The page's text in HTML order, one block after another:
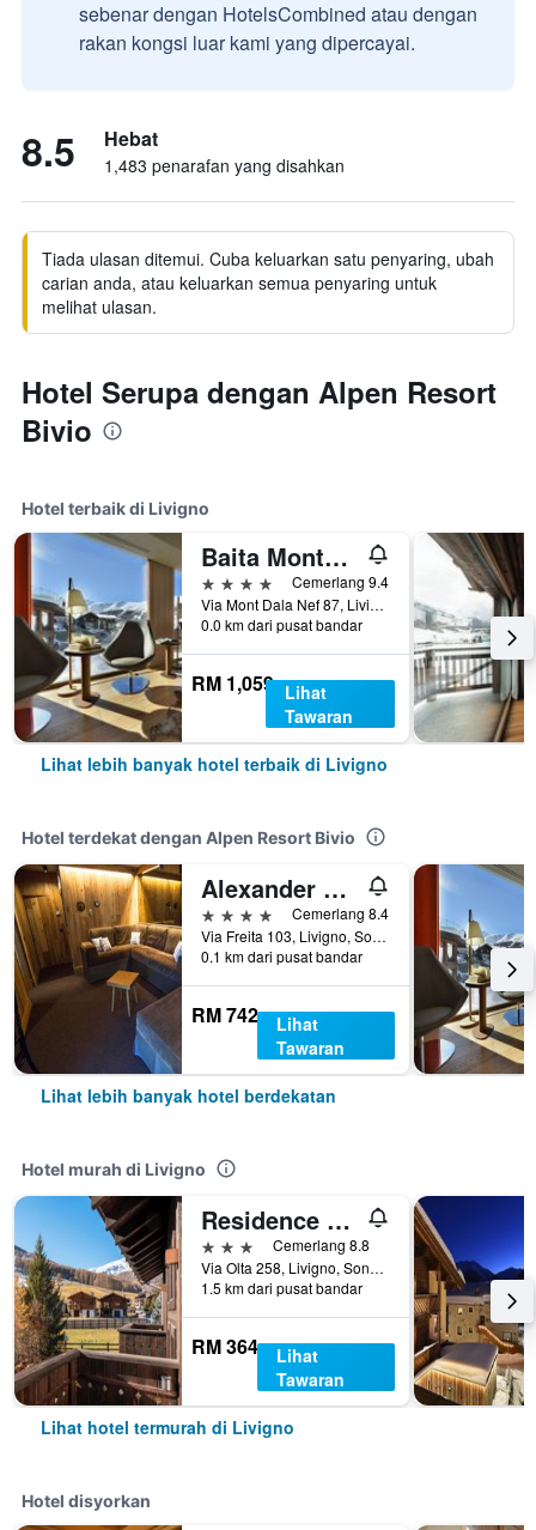
sebenar dengan HotelsCombined atau dengan
rakan kongsi luar kami yang dipercayai.
8.5 Hebat
1,483 penarafan yang disahkan
Tiada ulasan ditemui. Cuba keluarkan satu penyaring, ubah
carian anda, atau keluarkan semua penyaring untuk
melihat ulasan.
Hotel Serupa dengan Alpen Resort
Bivio
Hotel terbaik di Livigno
Baita Montana
4 bintang
Cemerlang 9.4
Via Mont Dala Nef 87, Livigno, Sondrio, Itali
0.0 km dari pusat bandar
RM 1,059 Lihat
Tawaran
Lihat lebih banyak hotel terbaik di Livigno
Hotel terdekat dengan Alpen Resort Bivio
Alexander Charme
4 bintang
Cemerlang 8.4
Via Freita 103, Livigno, Sondrio, Itali
0.1 km dari pusat bandar
RM 742
Lihat
Tawaran
Lihat lebih banyak hotel berdekatan
Hotel murah di Livigno
Residence Nevegall by Original Galli
3 bintangCemerlang 8.8
Via Olta 258, Livigno, Sondrio, Itali
1.5 km dari pusat bandar
RM 364
Lihat
Tawaran
Lihat hotel termurah di Livigno
Hotel disyorkan